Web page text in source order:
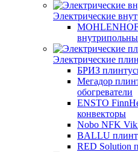
Электрические
Электрические
БРИЗ
Мегадор
обогреватели
ENSTO
конвекторы
Nobo NFK
BALLU
RED Solution